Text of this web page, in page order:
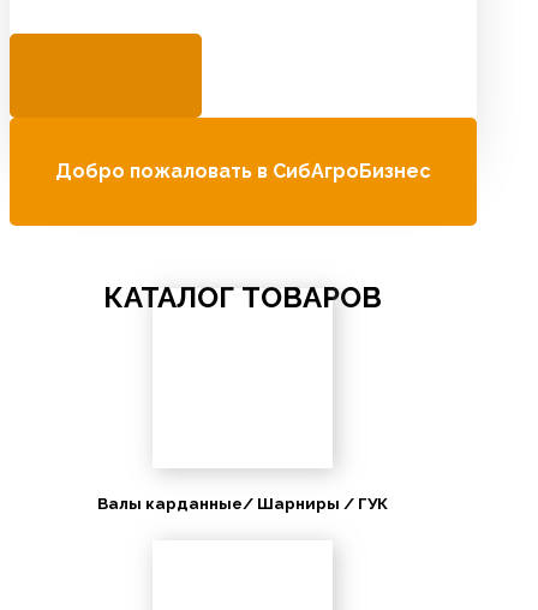
Добро пожаловать в СибАгроБизнес
КАТАЛОГ ТОВАРОВ
Валы карданные/ Шарниры / ГУК